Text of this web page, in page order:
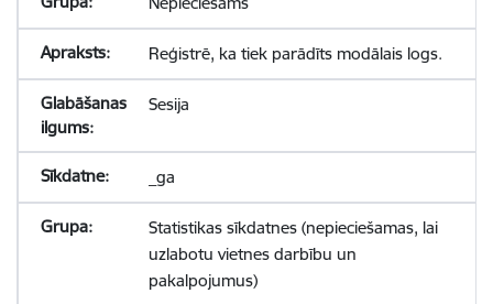
Reģistrē, ka tiek parādīts modālais logs.
Sesija
_ga
Statistikas sīkdatnes (nepieciešamas, lai
uzlabotu vietnes darbību un
pakalpojumus)